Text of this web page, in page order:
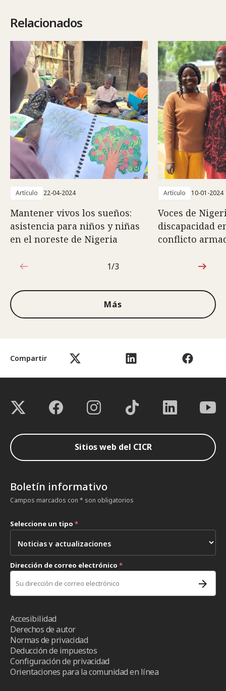
Compartir
Relacionados
Artículo 22-04-2024
Mantener vivos los sueños:
asistencia para niños y niñas
en el noreste de Nigeria
Artículo 10-01-2024
Voces de
discapacidad
conflicto
1de3
1/3
Más
Sitios web del CICR
Boletín informativo
Campos marcados con * son obligatorios
Seleccione un tipo *
Dirección de correo electrónico *
Accesibilidad
Derechos de autor
Normas de privacidad
Deducción de impuestos
Configuración de privacidad
Orientaciones para la comunidad en línea